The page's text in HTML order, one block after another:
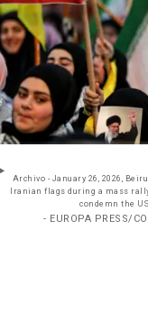
Archivo - January 26, 2026,
Iranian flags during a mass
condemn the
- EUROPA PRESS/